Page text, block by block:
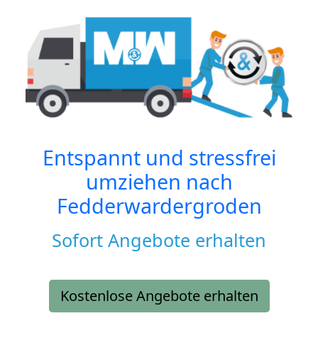
Entspannt und stressfrei
umziehen nach
Fedderwardergroden
Sofort Angebote erhalten
Kostenlose Angebote erhalten